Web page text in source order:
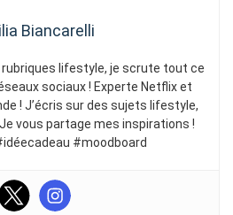
Biancarelli
rubriques lifestyle, je scrute tout ce
sociaux ! Experte Netflix et
! J’écris sur des sujets lifestyle,
vous partage mes inspirations !
#moodboard